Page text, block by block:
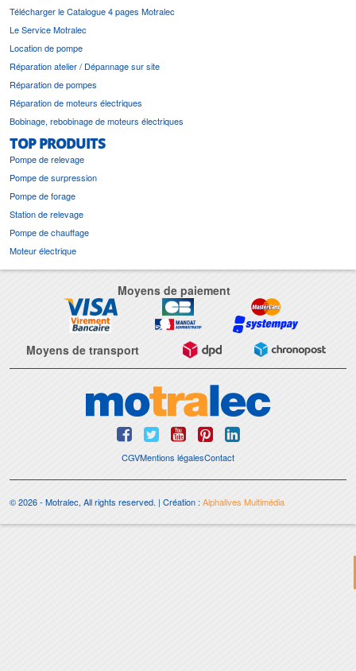
Télécharger le Catalogue 4 pages Motralec
Le Service Motralec
Location de pompe
Réparation atelier / Dépannage sur site
Réparation de pompes
Réparation de moteurs électriques
Bobinage, rebobinage de moteurs électriques
TOP PRODUITS
Pompe de relevage
Pompe de surpression
Pompe de forage
Station de relevage
Pompe de chauffage
Moteur électrique
Moyens de paiement
Moyens de transport
CGVMentions légalesContact
© 2026 - Motralec, All rights reserved. | Création : Alphalives Multimédia